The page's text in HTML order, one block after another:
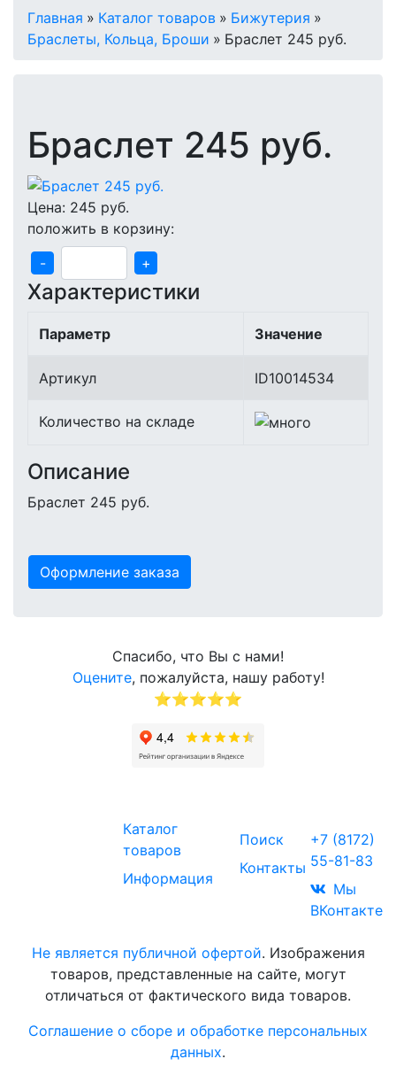
Главная » Каталог товаров » Бижутерия »
Браслеты, Кольца, Броши » Браслет 245 руб.
Браслет 245 руб.
Цена: 245 руб.
положить в корзину:
-
+
Характеристики
Параметр Значение
Артикул ID10014534
Количество на складе
Описание
Браслет 245 руб.
Оформление заказа
Спасибо, что Вы с нами!
Оцените, пожалуйста, нашу работу!
⭐⭐⭐⭐⭐
Каталог
товаров
Информация
Поиск
Контакты
+7 (8172)
55-81-83
Мы
ВКонтакте
Не является публичной офертой. Изображения
товаров, представленные на сайте, могут
отличаться от фактического вида товаров.
Соглашение о сборе и обработке персональных
данных.